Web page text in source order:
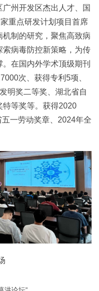
州开发区杰出人才、国
重点研发计划项目首席
制的研究，聚焦高致病
病毒防控新策略，为传
在国内外学术顶级期刊
次、获得专利5项、
明奖二等奖、湖北省自
特等奖等。获得2020
一劳动奖章、2024年全